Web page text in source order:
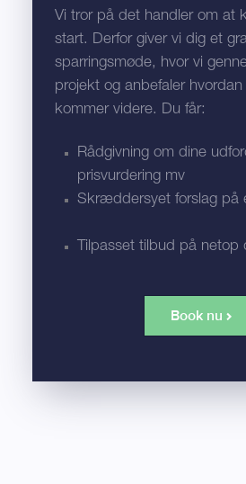
Vi tror på det handler om at
start. Derfor giver vi dig et
sparringsmøde, hvor vi
projekt og anbefaler
kommer videre. Du får:
Rådgivning om dine
prisvurdering mv
Skræddersyet forslag på
Tilpasset tilbud på netop
Book nu